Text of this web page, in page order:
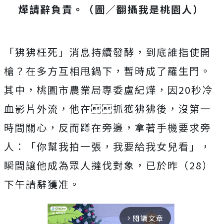
燁請辭負責。（圖／翻攝我是桃園人）
「狒狒枉死」消息持續發酵，到底誰指使開
槍？在多方互相甩鍋下，暫時成了羅生門。
其中，桃園市農業局專委盧紀燁，因20秒冷
血影片外流，他在抓獲狒狒後，沒第一
時間關心，反而蹲在旁邊，拿著手機要求旁
人：「你幫我拍一張，我要給我女兒看」，
瞬間讓他成為眾人撻伐對象，已於昨（28）
下午請辭獲准。
arrow_forward_ios 閱讀文章